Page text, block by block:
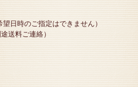
日時のご指定はできません）
送料ご連絡）